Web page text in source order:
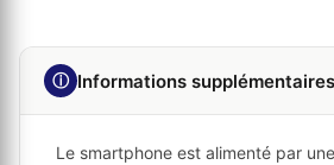
ⓘ Informations supplémentaires
Le smartphone est alimenté par